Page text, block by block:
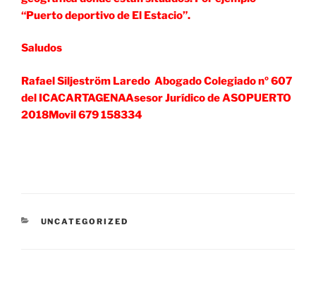
“Puerto deportivo de El Estacio”.
Saludos
Rafael Siljeström Laredo Abogado Colegiado nº 607
del ICACARTAGENAAsesor Jurídico de ASOPUERTO
2018Movil 679 158334
CATEGORÍAS
UNCATEGORIZED